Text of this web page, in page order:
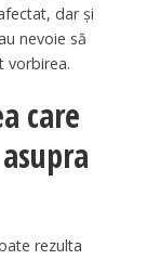
dar și
nevoie să
vorbirea.
care
rezulta